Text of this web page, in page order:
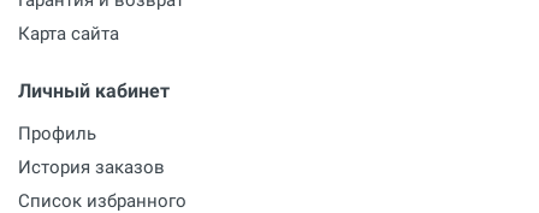
Карта сайта
Личный кабинет
Профиль
История заказов
Список избранного